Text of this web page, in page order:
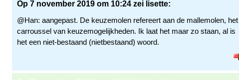
Op 7 november 2019 om 10:24 zei lisette:
@Han: aangepast. De keuzemolen refereert aan de mallemolen, het
carroussel van keuzemogelijkheden. Ik laat het maar zo staan, al is
het een niet-bestaand (nietbestaand) woord.